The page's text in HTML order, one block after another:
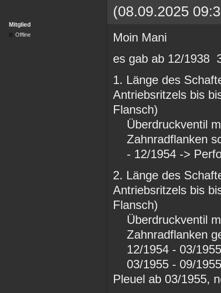
(08.09.2025
Mitglied
Offline
Moin Mani
es gab ab 12/1938
1. Länge des
Antriebsritzels bis
Flansch)
Überdruckventil
Zahnradflanken
- 12/1954 ->
2. Länge des
Antriebsritzels bis
Flansch)
Überdruckventil
Zahnradflanken
12/1954 - 03/
03/1955 - 09/1955
Pleuel ab 03/1955,